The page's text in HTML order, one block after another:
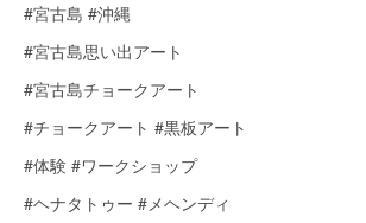
#宮古島 #沖縄
#宮古島思い出アート
#宮古島チョークアート
#チョークアート #黒板アート
#体験 #ワークショップ
#ヘナタトゥー #メヘンディ